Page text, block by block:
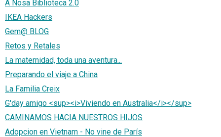
A Nosa Biblioteca 2.0
IKEA Hackers
Gem@ BLOG
Retos y Retales
La maternidad, toda una aventura...
Preparando el viaje a China
La Familia Creix
G'day amigo <sup><i>Viviendo en Australia</i></sup>
CAMINAMOS HACIA NUESTROS HIJOS
Adopcion en Vietnam - No vine de París